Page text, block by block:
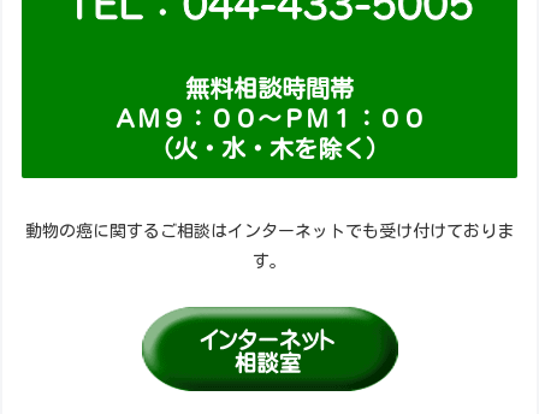
無料相談時間帯
ＡＭ９：００～ＰＭ１：００
（火・水・木を除く）
動物の癌に関するご相談はインターネットでも受け付けておりま
す。